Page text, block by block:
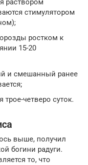
раствором
стимулятором
ростком к
15-20
и смешанный ранее
трое-четверо суток.
выше, получил
богини радуги.
то, что